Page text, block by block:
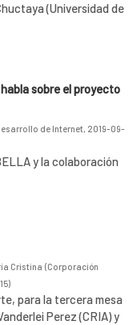
(Universidad de
sobre el proyecto
de Internet, 2019-09-
y la colaboración
Cristina (Corporación
)
para la tercera mesa
Perez (CRIA) y